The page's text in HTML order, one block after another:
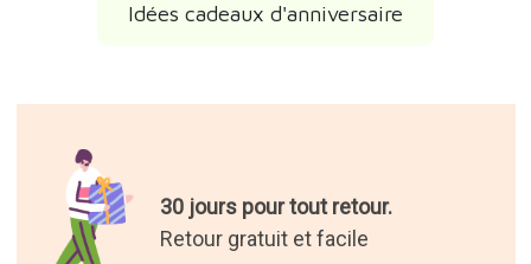
Idées cadeaux d'anniversaire
30 jours pour tout retour.
Retour gratuit et facile